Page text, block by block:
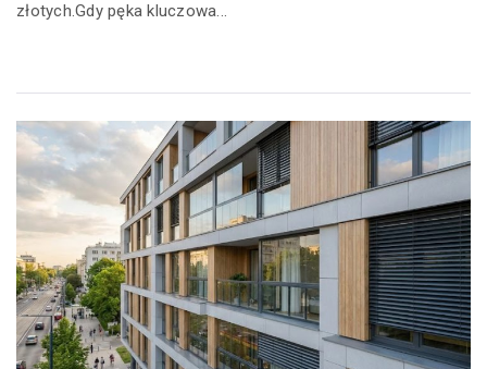
złotych.Gdy pęka kluczowa...